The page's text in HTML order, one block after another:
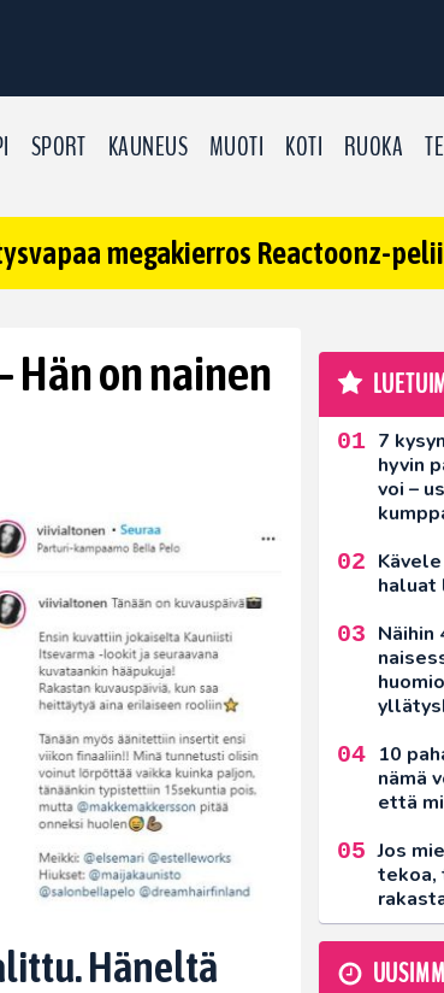
SPORT KAUNEUS MUOTI KOTI RUOKA
megakierros Reactoonz-
Hän on nainen
Häneltä
7
hyvin
voi –
haluat
Näihin
10
nämä
että
Jos
tekoa,